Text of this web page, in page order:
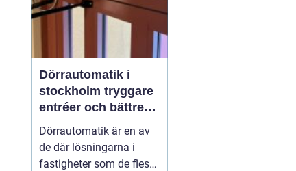
Dörrautomatik i
stockholm tryggare
entréer och bättre
tillgänglighet
Dörrautomatik är en av
de där lösningarna i
fastigheter som de flesta